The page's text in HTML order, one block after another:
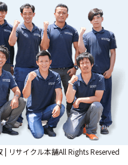
リサイクル本舗All Rights Reserved